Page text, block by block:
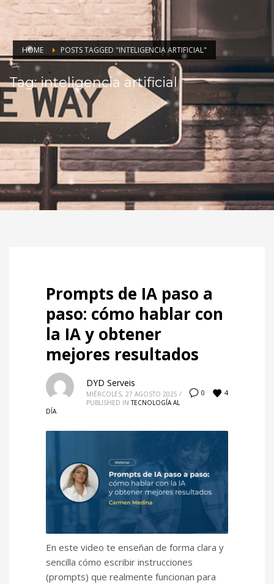
HOME POSTS TAGGED "INTELIGENCIA ARTIFICIAL"
Tag: inteligencia artificial
Prompts de IA paso a
paso: cómo hablar con
la IA y obtener
mejores resultados
0 4
DYD Serveis
MIÉRCOLES, 27 AGOSTO 2025 /
PUBLISHED IN TECNOLOGÍA AL
DÍA
En este video te enseñan de forma clara y
sencilla cómo escribir instrucciones
(prompts) que realmente funcionan para